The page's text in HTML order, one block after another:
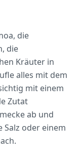
die
die
Kräuter in
alles mit dem
mit einem
Zutat
ab und
Salz oder einem